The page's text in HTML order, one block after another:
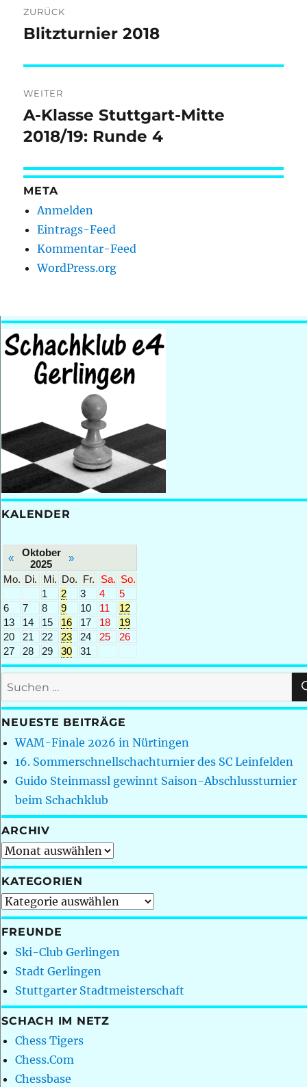
ZURÜCK
Vorheriger
Blitzturnier 2018
WEITER
Nächster
Beitrag:
A-Klasse Stuttgart-Mitte
2018/19: Runde 4
META
Anmelden
Eintrags-Feed
Kommentar-Feed
WordPress.org
KALENDER
«
Oktober
2025
»
Mo. Di. Mi. Do. Fr. Sa. So.
1
2 3 4
5
6
7 8 9 10 11
12
13
14 15 16 17 18
19
20
21 22 23 24 25
26
27
28 29 30 31
Suchen
nach:
NEUESTE BEITRÄGE
WAM-Finale 2026 in Nürtingen
16. Sommerschnellschachturnier des SC Leinfelden
Guido Steinmassl gewinnt Saison-Abschlussturnier
beim Schachklub
ARCHIV
Archiv
KATEGORIEN
Kategorien
FREUNDE
Ski-Club Gerlingen
Stadt Gerlingen
Stuttgarter Stadtmeisterschaft
SCHACH IM NETZ
Chess Tigers
Chess.Com
Chessbase